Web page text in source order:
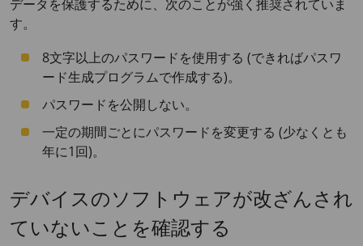
データを保護するために、次のことが強く推奨されていま
す。
8文字以上のパスワードを使用する (できればパスワ
ード生成プログラムで作成する)。
パスワードを公開しない。
一定の期間ごとにパスワードを変更する (少なくとも
年に1回)。
デバイスのソフトウェアが改ざんされ
ていないことを確認する